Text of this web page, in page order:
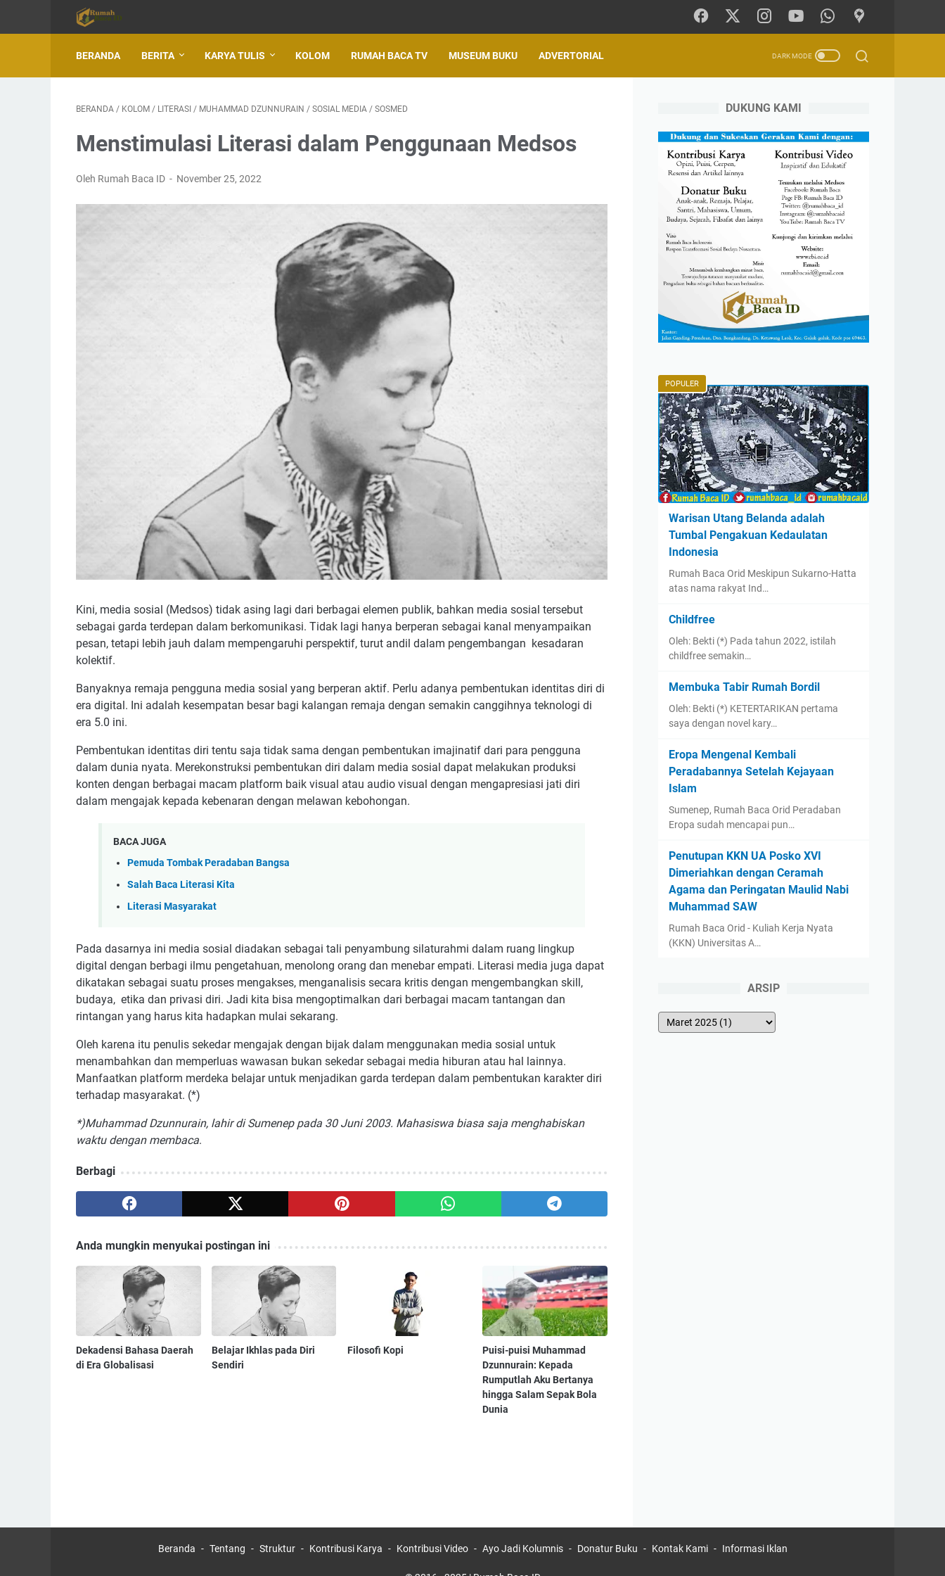
BERANDA BERITA KARYA TULIS KOLOM RUMAH BACA TV MUSEUM BUKU ADVERTORIAL
BERANDA / KOLOM / LITERASI / MUHAMMAD DZUNNURAIN / SOSIAL MEDIA / SOSMED
Menstimulasi Literasi dalam Penggunaan Medsos
Oleh Rumah Baca ID November 25, 2022
Kini, media sosial (Medsos) tidak asing lagi dari berbagai elemen publik, bahkan media sosial tersebut
sebagai garda terdepan dalam berkomunikasi. Tidak lagi hanya berperan sebagai kanal menyampaikan
pesan, tetapi lebih jauh dalam mempengaruhi perspektif, turut andil dalam pengembangan kesadaran
kolektif.
Banyaknya remaja pengguna media sosial yang berperan aktif. Perlu adanya pembentukan identitas diri di
era digital. Ini adalah kesempatan besar bagi kalangan remaja dengan semakin canggihnya teknologi di
era 5.0 ini.
Pembentukan identitas diri tentu saja tidak sama dengan pembentukan imajinatif dari para pengguna
dalam dunia nyata. Merekonstruksi pembentukan diri dalam media sosial dapat melakukan produksi
konten dengan berbagai macam platform baik visual atau audio visual dengan mengapresiasi jati diri
dalam mengajak kepada kebenaran dengan melawan kebohongan.
BACA JUGA
Pemuda Tombak Peradaban Bangsa
Salah Baca Literasi Kita
Literasi Masyarakat
Pada dasarnya ini media sosial diadakan sebagai tali penyambung silaturahmi dalam ruang lingkup
digital dengan berbagi ilmu pengetahuan, menolong orang dan menebar empati. Literasi media juga dapat
dikatakan sebagai suatu proses mengakses, menganalisis secara kritis dengan mengembangkan skill,
budaya, etika dan privasi diri. Jadi kita bisa mengoptimalkan dari berbagai macam tantangan dan
rintangan yang harus kita hadapkan mulai sekarang.
Oleh karena itu penulis sekedar mengajak dengan bijak dalam menggunakan media sosial untuk
menambahkan dan memperluas wawasan bukan sekedar sebagai media hiburan atau hal lainnya.
Manfaatkan platform merdeka belajar untuk menjadikan garda terdepan dalam pembentukan karakter diri
terhadap masyarakat. (*)
*)Muhammad Dzunnurain, lahir di Sumenep pada 30 Juni 2003. Mahasiswa biasa saja menghabiskan
waktu dengan membaca.
Berbagi
Anda mungkin menyukai postingan ini
Dekadensi Bahasa Daerah
di Era Globalisasi
Belajar Ikhlas pada Diri
Sendiri
Filosofi Kopi
Puisi-puisi Muhammad
Dzunnurain: Kepada
Rumputlah Aku Bertanya
hingga Salam Sepak Bola
Dunia
DUKUNG KAMI
POPULER
Warisan Utang Belanda adalah
Tumbal Pengakuan Kedaulatan
Indonesia
Rumah Baca Orid Meskipun Sukarno-Hatta
atas nama rakyat Ind…
Childfree
Oleh: Bekti (*) Pada tahun 2022, istilah
childfree semakin…
Membuka Tabir Rumah Bordil
Oleh: Bekti (*) KETERTARIKAN pertama
saya dengan novel kary…
Eropa Mengenal Kembali
Peradabannya Setelah Kejayaan
Islam
Sumenep, Rumah Baca Orid Peradaban
Eropa sudah mencapai pun…
Penutupan KKN UA Posko XVI
Dimeriahkan dengan Ceramah
Agama dan Peringatan Maulid Nabi
Muhammad SAW
Rumah Baca Orid - Kuliah Kerja Nyata
(KKN) Universitas A…
ARSIP
Beranda Tentang Struktur Kontribusi Karya Kontribusi Video Ayo Jadi Kolumnis Donatur Buku Kontak Kami Informasi Iklan